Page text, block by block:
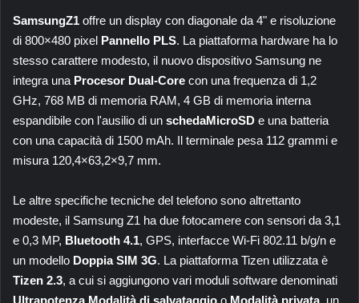
SamsungZ1 offre un display con diagonale da 4" e risoluzione
di 800×480 pixel Pannello PLS. La piattaforma hardware ha lo
stesso carattere modesto, il nuovo dispositivo Samsung ne
integra una Procesor Dual-Core con una frequenza di 1,2
GHz, 768 MB di memoria RAM, 4 GB di memoria interna
espandibile con l'ausilio di un schedaMicroSD e una batteria
con una capacità di 1500 mAh. Il terminale pesa 112 grammi e
misura 120,4×63,2×9,7 mm.
Le altre specifiche tecniche del telefono sono altrettanto
modeste, il Samsung Z1 ha due fotocamere con sensori da 3,1
e 0,3 MP, Bluetooth 4.1, GPS, interfacce Wi-Fi 802.11 b/g/n e
un modello Doppia SIM 3G. La piattaforma Tizen utilizzata è
Tizen 2.3, a cui si aggiungono vari moduli software denominati
Ultrapotenza Modalità di salvataggio o Modalità privata , un